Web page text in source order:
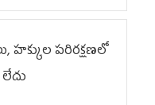
హక్కుల పరిరక్షణలో